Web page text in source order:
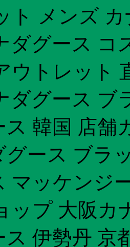
ト メンズ
ダグース コ
ウトレット
ダグース ブ
ス 韓国 店舗
グース ブラ
マッケンジ
ップ 大阪カ
ス 伊勢丹 京